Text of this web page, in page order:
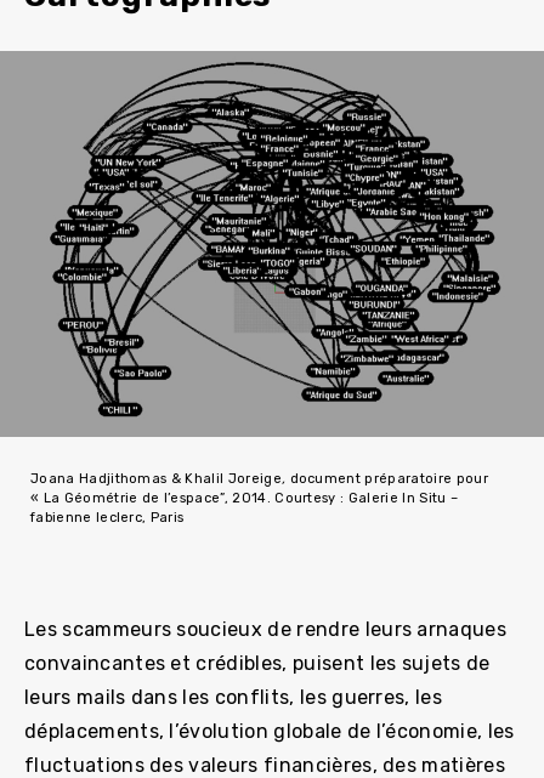
Joana Hadjithomas & Khalil Joreige, document préparatoire pour
« La Géométrie de l’espace”, 2014. Courtesy : Galerie In Situ –
fabienne leclerc, Paris
Les scammeurs soucieux de rendre leurs arnaques
convaincantes et crédibles, puisent les sujets de
leurs mails dans les conflits, les guerres, les
déplacements, l’évolution globale de l’économie, les
fluctuations des valeurs financières, des matières